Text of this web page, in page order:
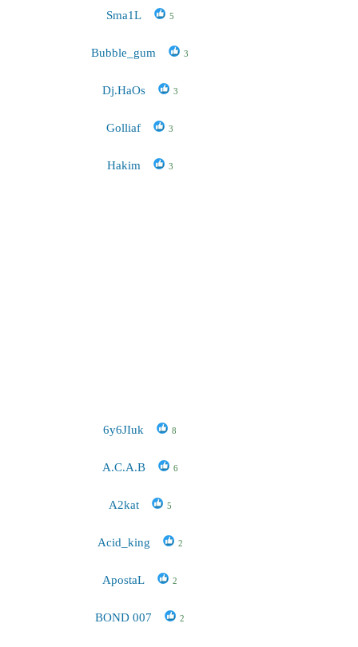
Sma1L 5
Bubble_gum 3
Dj.HaOs 3
Golliaf 3
Hakim 3
6y6JIuk 8
A.C.A.B 6
A2kat 5
Acid_king 2
ApostaL 2
BOND 007 2